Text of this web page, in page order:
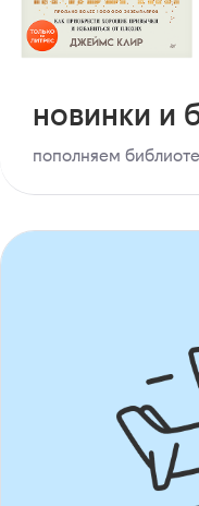
новинки и
пополняем